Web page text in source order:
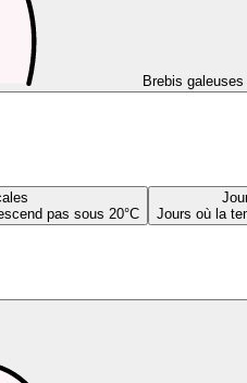
Brebis galeuses
pas sous 20°C
Jours où la